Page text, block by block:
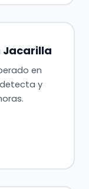
Jacarilla
en
y